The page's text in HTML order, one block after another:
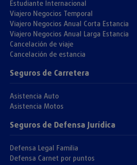
Estudiante Internacional
Viajero Negocios Temporal
Viajero Negocios Anual Corta Estancia
Viajero Negocios Anual Larga Estancia
Cancelación de viaje
Cancelación de estancia
Seguros de Carretera
Asistencia Auto
Asistencia Motos
Seguros de Defensa Jurídica
Defensa Legal Familia
Defensa Carnet por puntos